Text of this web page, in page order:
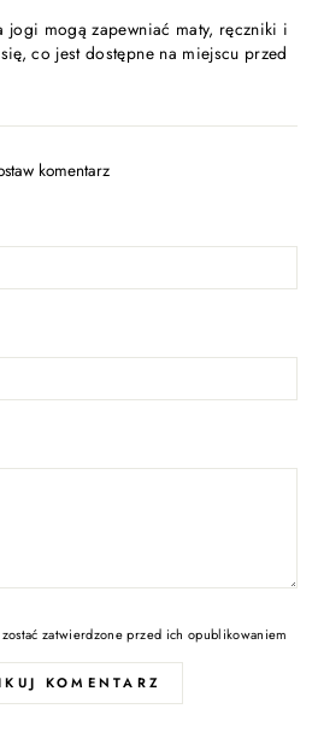
jogi mogą zapewniać maty, ręczniki i
co jest dostępne na miejscu przed
komentarz
zatwierdzone przed ich opublikowaniem
KOMENTARZ